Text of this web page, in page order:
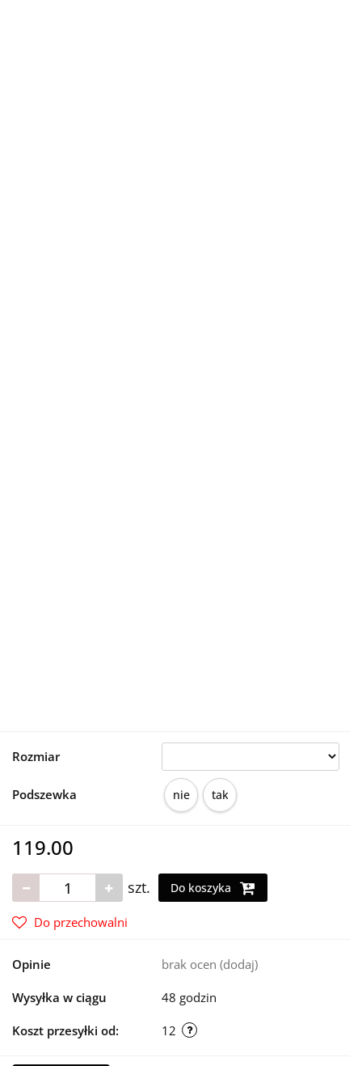
Rozmiar
Podszewka nie tak
119.00
szt. Do koszyka
Do przechowalni
Opinie brak ocen (dodaj)
Wysyłka w ciągu 48 godzin
Koszt przesyłki od: 12